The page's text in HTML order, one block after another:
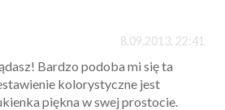
8.09.2013, 22:41
Bardzo podoba mi się ta
kolorystyczne jest
piękna w swej prostocie.